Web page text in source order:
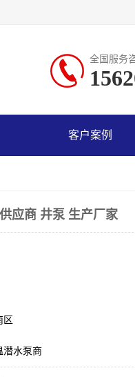
全国服务
客户案例
应商 井泵 生产厂家
区
潜水泵商